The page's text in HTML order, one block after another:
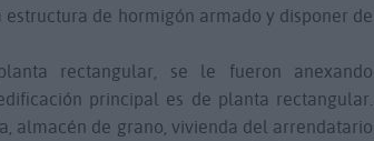
de hormigón armado y disponer de
rectangular, se le fueron anexando
principal es de planta rectangular.
almacén de grano, vivienda del arrendatario